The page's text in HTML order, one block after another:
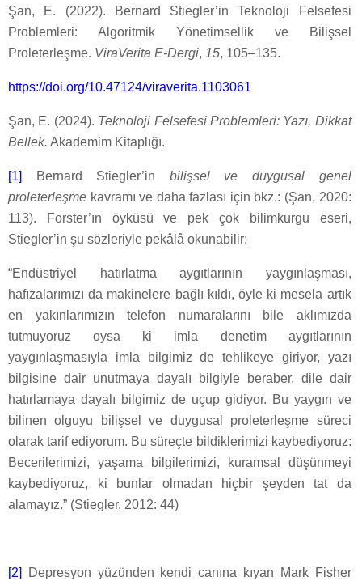
Şan, E. (2022). Bernard Stiegler’in Teknoloji Felsefesi
Problemleri: Algoritmik Yönetimsellik ve Bilişsel
Proleterleşme. ViraVerita E-Dergi, 15, 105–135.
https://doi.org/10.47124/viraverita.1103061
Şan, E. (2024). Teknoloji Felsefesi Problemleri: Yazı, Dikkat
Bellek. Akademim Kitaplığı.
[1] Bernard Stiegler’in bilişsel ve duygusal genel
proleterleşme kavramı ve daha fazlası için bkz.: (Şan, 2020:
113). Forster’ın öyküsü ve pek çok bilimkurgu eseri,
Stiegler’in şu sözleriyle pekâlâ okunabilir:
“Endüstriyel hatırlatma aygıtlarının yaygınlaşması,
hafızalarımızı da makinelere bağlı kıldı, öyle ki mesela artık
en yakınlarımızın telefon numaralarını bile aklımızda
tutmuyoruz oysa ki imla denetim aygıtlarının
yaygınlaşmasıyla imla bilgimiz de tehlikeye giriyor, yazı
bilgisine dair unutmaya dayalı bilgiyle beraber, dile dair
hatırlamaya dayalı bilgimiz de uçup gidiyor. Bu yaygın ve
bilinen olguyu bilişsel ve duygusal proleterleşme süreci
olarak tarif ediyorum. Bu süreçte bildiklerimizi kaybediyoruz:
Becerilerimizi, yaşama bilgilerimizi, kuramsal düşünmeyi
kaybediyoruz, ki bunlar olmadan hiçbir şeyden tat da
alamayız.” (Stiegler, 2012: 44)
[2]
Depresyon yüzünden kendi canına kıyan Mark Fisher